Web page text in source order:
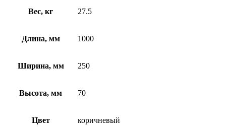
Вес, кг 27.5
Длина, мм 1000
Ширина, мм 250
Высота, мм 70
Цвет коричневый